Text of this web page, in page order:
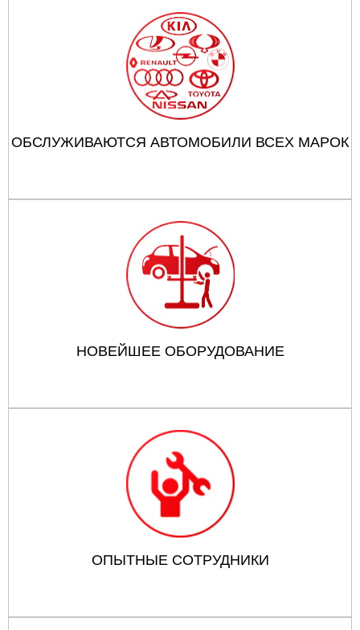
ОБСЛУЖИВАЮТСЯ АВТОМОБИЛИ ВСЕХ МАРОК
НОВЕЙШЕЕ ОБОРУДОВАНИЕ
ОПЫТНЫЕ СОТРУДНИКИ